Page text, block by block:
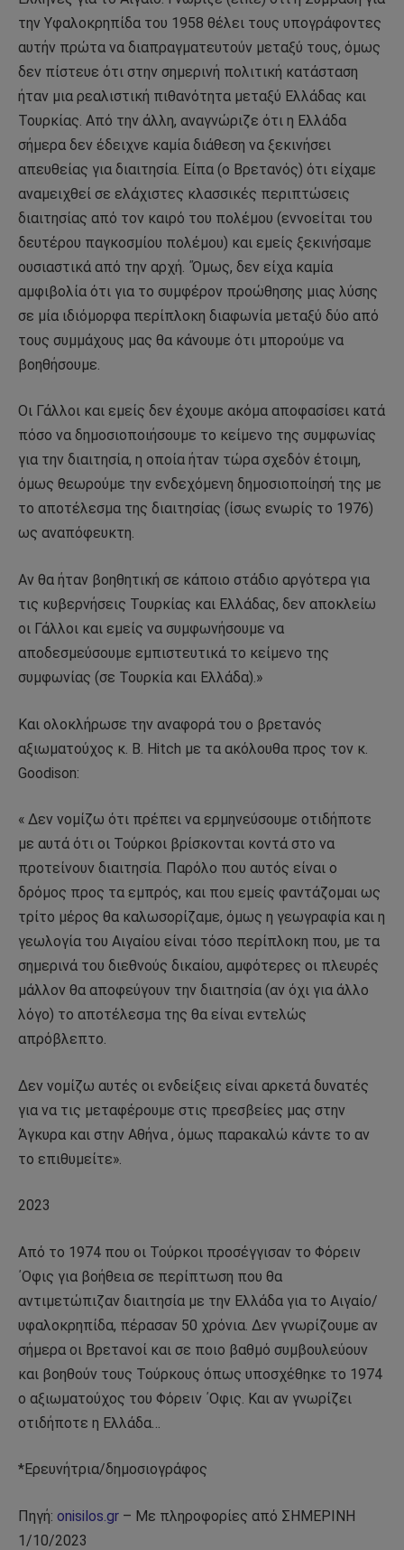
την Υφαλοκρηπίδα του 1958 θέλει τους υπογράφοντες
αυτήν πρώτα να διαπραγματευτούν μεταξύ τους, όμως
δεν πίστευε ότι στην σημερινή πολιτική κατάσταση
ήταν μια ρεαλιστική πιθανότητα μεταξύ Ελλάδας και
Τουρκίας. Από την άλλη, αναγνώριζε ότι η Ελλάδα
σήμερα δεν έδειχνε καμία διάθεση να ξεκινήσει
απευθείας για διαιτησία. Είπα (ο Βρετανός) ότι είχαμε
αναμειχθεί σε ελάχιστες κλασσικές περιπτώσεις
διαιτησίας από τον καιρό του πολέμου (εννοείται του
δευτέρου παγκοσμίου πολέμου) και εμείς ξεκινήσαμε
ουσιαστικά από την αρχή. ΄Όμως, δεν είχα καμία
αμφιβολία ότι για το συμφέρον προώθησης μιας λύσης
σε μία ιδιόμορφα περίπλοκη διαφωνία μεταξύ δύο από
τους συμμάχους μας θα κάνουμε ότι μπορούμε να
βοηθήσουμε.
Οι Γάλλοι και εμείς δεν έχουμε ακόμα αποφασίσει κατά
πόσο να δημοσιοποιήσουμε το κείμενο της συμφωνίας
για την διαιτησία, η οποία ήταν τώρα σχεδόν έτοιμη,
όμως θεωρούμε την ενδεχόμενη δημοσιοποίησή της με
το αποτέλεσμα της διαιτησίας (ίσως ενωρίς το 1976)
ως αναπόφευκτη.
Αν θα ήταν βοηθητική σε κάποιο στάδιο αργότερα για
τις κυβερνήσεις Τουρκίας και Ελλάδας, δεν αποκλείω
οι Γάλλοι και εμείς να συμφωνήσουμε να
αποδεσμεύσουμε εμπιστευτικά το κείμενο της
συμφωνίας (σε Τουρκία και Ελλάδα).»
Και ολοκλήρωσε την αναφορά του ο βρετανός
αξιωματούχος κ. B. Hitch με τα ακόλουθα προς τον κ.
Goodison:
« Δεν νομίζω ότι πρέπει να ερμηνεύσουμε οτιδήποτε
με αυτά ότι οι Τούρκοι βρίσκονται κοντά στο να
προτείνουν διαιτησία. Παρόλο που αυτός είναι ο
δρόμος προς τα εμπρός, και που εμείς φαντάζομαι ως
τρίτο μέρος θα καλωσορίζαμε, όμως η γεωγραφία και η
γεωλογία του Αιγαίου είναι τόσο περίπλοκη που, με τα
σημερινά του διεθνούς δικαίου, αμφότερες οι πλευρές
μάλλον θα αποφεύγουν την διαιτησία (αν όχι για άλλο
λόγο) το αποτέλεσμα της θα είναι εντελώς
απρόβλεπτο.
Δεν νομίζω αυτές οι ενδείξεις είναι αρκετά δυνατές
για να τις μεταφέρουμε στις πρεσβείες μας στην
Άγκυρα και στην Αθήνα , όμως παρακαλώ κάντε το αν
το επιθυμείτε».
2023
Από το 1974 που οι Τούρκοι προσέγγισαν το Φόρειν
΄Οφις για βοήθεια σε περίπτωση που θα
αντιμετώπιζαν διαιτησία με την Ελλάδα για το Αιγαίο/
υφαλοκρηπίδα, πέρασαν 50 χρόνια. Δεν γνωρίζουμε αν
σήμερα οι Βρετανοί και σε ποιο βαθμό συμβουλεύουν
και βοηθούν τους Τούρκους όπως υποσχέθηκε το 1974
ο αξιωματούχος του Φόρειν ΄Οφις. Και αν γνωρίζει
οτιδήποτε η Ελλάδα…
*Ερευνήτρια/δημοσιογράφος
Πηγή: onisilos.gr – Με πληροφορίες από ΣΗΜΕΡΙΝΗ
1/10/2023